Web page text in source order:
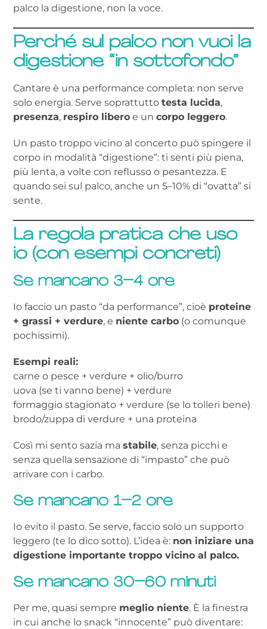
palco la digestione, non la voce.
Perché sul palco non vuoi la
digestione “in sottofondo”
Cantare è una performance completa: non serve
solo energia. Serve soprattutto testa lucida,
presenza, respiro libero e un corpo leggero.
Un pasto troppo vicino al concerto può spingere il
corpo in modalità “digestione”: ti senti più piena,
più lenta, a volte con reflusso o pesantezza. E
quando sei sul palco, anche un 5–10% di “ovatta” si
sente.
La regola pratica che uso
io (con esempi concreti)
Se mancano 3–4 ore
Io faccio un pasto “da performance”, cioè proteine
+ grassi + verdure, e niente carbo (o comunque
pochissimi).
Esempi reali:
carne o pesce + verdure + olio/burro
uova (se ti vanno bene) + verdure
formaggio stagionato + verdure (se lo tolleri bene)
brodo/zuppa di verdure + una proteina
Così mi sento sazia ma stabile, senza picchi e
senza quella sensazione di “impasto” che può
arrivare con i carbo.
Se mancano 1–2 ore
Io evito il pasto. Se serve, faccio solo un supporto
leggero (te lo dico sotto). L’idea è: non iniziare una
digestione importante troppo vicino al palco.
Se mancano 30–60 minuti
Per me, quasi sempre meglio niente. È la finestra
in cui anche lo snack “innocente” può diventare: